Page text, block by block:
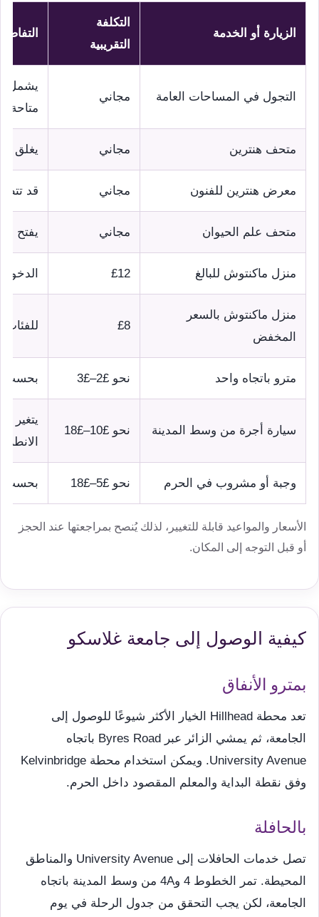
الزيارة أو الخدمة
التكلفة
التقريبية
التجول في المساحات العامة مجاني
يشمل
متاحة
متحف هنترين مجاني يغلق
معرض هنترين للفنون مجاني قد
متحف علم الحيوان مجاني يفتح
منزل ماكنتوش للبالغ £12
منزل ماكنتوش بالسعر
المخفض
£8
مترو باتجاه واحد نحو £2–£3 بحسب
سيارة أجرة من وسط المدينة نحو £10–£18
يتغير
وجبة أو مشروب في الحرم نحو £5–£18 بحسب
الأسعار والمواعيد قابلة للتغيير، لذلك يُنصح بمراجعتها عند الحجز
أو قبل التوجه إلى المكان.
كيفية الوصول إلى جامعة غلاسكو
بمترو الأنفاق
تعد محطة Hillhead الخيار الأكثر شيوعًا للوصول إلى
الجامعة، ثم يمشي الزائر عبر Byres Road باتجاه
University Avenue. ويمكن استخدام محطة Kelvinbridge
وفق نقطة البداية والمعلم المقصود داخل الحرم.
بالحافلة
تصل خدمات الحافلات إلى University Avenue والمناطق
المحيطة. تمر الخطوط 4 و4A من وسط المدينة باتجاه
الجامعة، لكن يجب التحقق من جدول الرحلة في يوم